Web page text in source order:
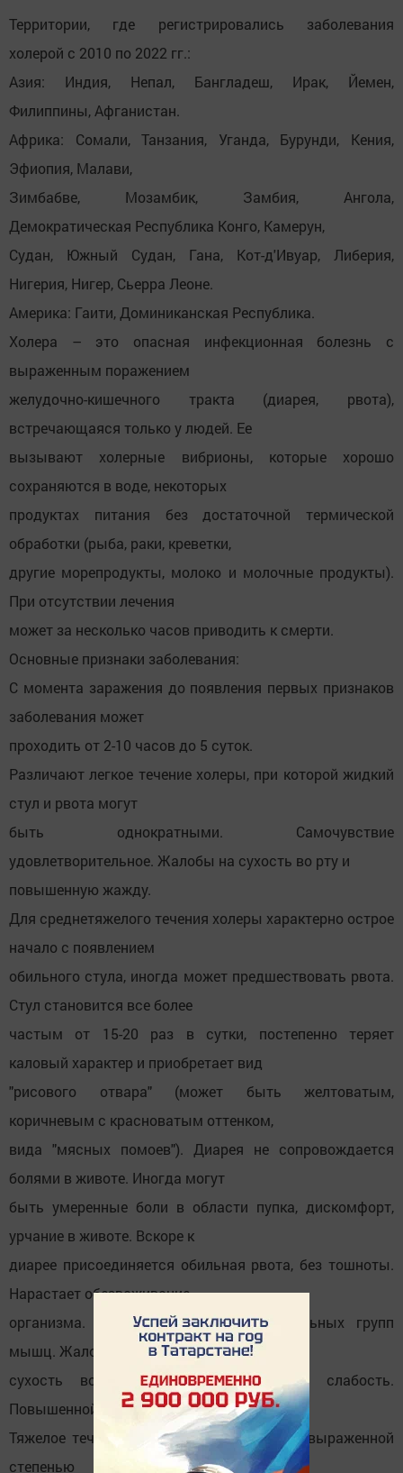
Территории, где регистрировались заболевания
холерой с 2010 по 2022 гг.:
Азия: Индия, Непал, Бангладеш, Ирак, Йемен,
Филиппины, Афганистан.
Африка: Сомали, Танзания, Уганда, Бурунди, Кения,
Эфиопия, Малави,
Зимбабве, Мозамбик, Замбия, Ангола,
Демократическая Республика Конго, Камерун,
Судан, Южный Судан, Гана, Кот-д'Ивуар, Либерия,
Нигерия, Нигер, Сьерра Леоне.
Америка: Гаити, Доминиканская Республика.
Холера – это опасная инфекционная болезнь с
выраженным поражением
желудочно-кишечного тракта (диарея, рвота),
встречающаяся только у людей. Ее
вызывают холерные вибрионы, которые хорошо
сохраняются в воде, некоторых
продуктах питания без достаточной термической
обработки (рыба, раки, креветки,
другие морепродукты, молоко и молочные продукты).
При отсутствии лечения
может за несколько часов приводить к смерти.
Основные признаки заболевания:
С момента заражения до появления первых признаков
заболевания может
проходить от 2-10 часов до 5 суток.
Различают легкое течение холеры, при которой жидкий
стул и рвота могут
быть однократными. Самочувствие
удовлетворительное. Жалобы на сухость во рту и
повышенную жажду.
Для среднетяжелого течения холеры характерно острое
начало с появлением
обильного стула, иногда может предшествовать рвота.
Стул становится все более
частым от 15-20 раз в сутки, постепенно теряет
каловый характер и приобретает вид
"рисового отвара" (может быть желтоватым,
коричневым с красноватым оттенком,
вида "мясных помоев"). Диарея не сопровождается
болями в животе. Иногда могут
быть умеренные боли в области пупка, дискомфорт,
урчание в животе. Вскоре к
диарее присоединяется обильная рвота, без тошноты.
Нарастает обезвоживание
организма. Появляются судороги отдельных групп
мышц. Жалобы больных на
сухость во рту, жажду, недомогание, слабость.
Повышенной температуры нет.
Тяжелое течение холеры характеризуется выраженной
степенью